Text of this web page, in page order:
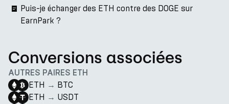
Puis-je échanger des ETH contre des DOGE sur
EarnPark ?
Conversions associées
AUTRES PAIRES ETH
ETH → BTC
ETH → USDT